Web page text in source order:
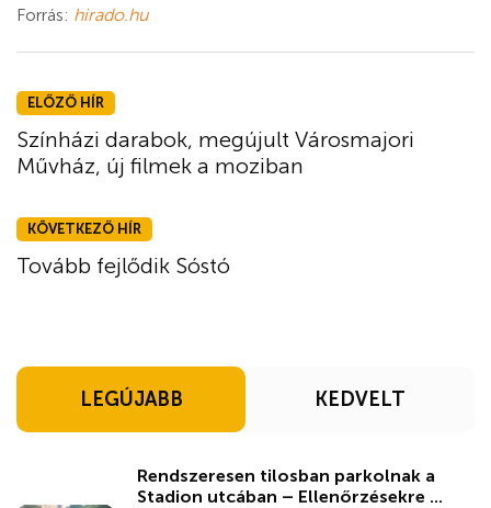
Forrás: hirado.hu
ELŐZŐ HÍR
Színházi darabok, megújult Városmajori
Művház, új filmek a moziban
KÖVETKEZŐ HÍR
Tovább fejlődik Sóstó
LEGÚJABB KEDVELT
Rendszeresen tilosban parkolnak a
Stadion utcában – Ellenőrzésekre ...